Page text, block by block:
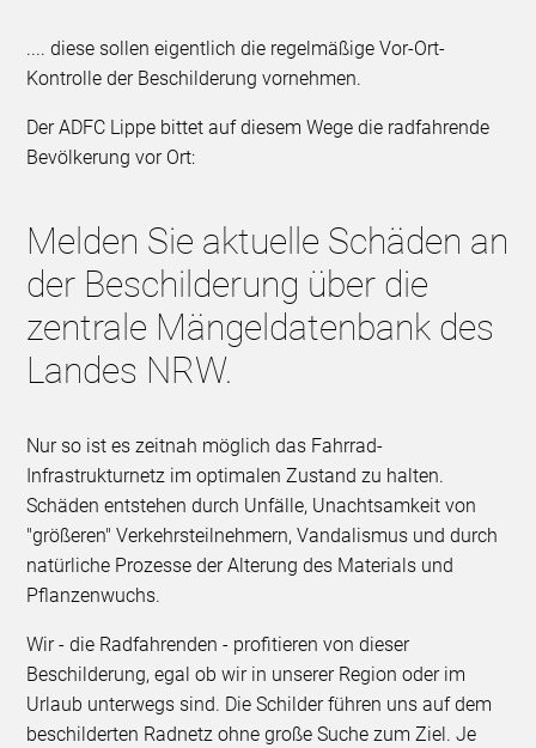
.... diese sollen eigentlich die regelmäßige Vor-Ort-
Kontrolle der Beschilderung vornehmen.
Der ADFC Lippe bittet auf diesem Wege die radfahrende
Bevölkerung vor Ort:
Melden Sie aktuelle Schäden an
der Beschilderung über die
zentrale Mängeldatenbank des
Landes NRW.
Nur so ist es zeitnah möglich das Fahrrad-
Infrastrukturnetz im optimalen Zustand zu halten.
Schäden entstehen durch Unfälle, Unachtsamkeit von
"größeren" Verkehrsteilnehmern, Vandalismus und durch
natürliche Prozesse der Alterung des Materials und
Pflanzenwuchs.
Wir - die Radfahrenden - profitieren von dieser
Beschilderung, egal ob wir in unserer Region oder im
Urlaub unterwegs sind. Die Schilder führen uns auf dem
beschilderten Radnetz ohne große Suche zum Ziel. Je